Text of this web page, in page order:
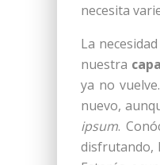
necesita
La
nuestra
ya no
nuevo,
ipsum.
disfrutando,